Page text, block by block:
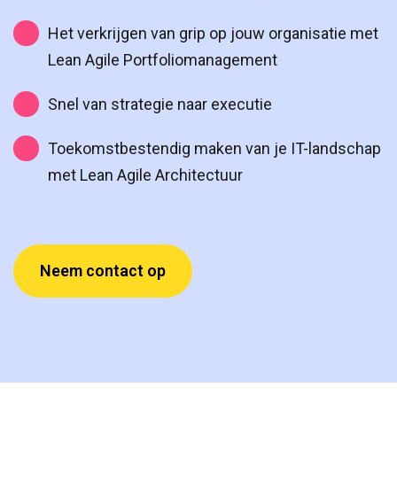
Het verkrijgen van grip op jouw organisatie met
Lean Agile Portfoliomanagement
Snel van strategie naar executie
Toekomstbestendig maken van je IT-landschap
met Lean Agile Architectuur
Neem contact op